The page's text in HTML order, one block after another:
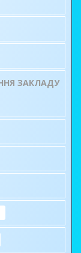
ЗАКЛАДУ